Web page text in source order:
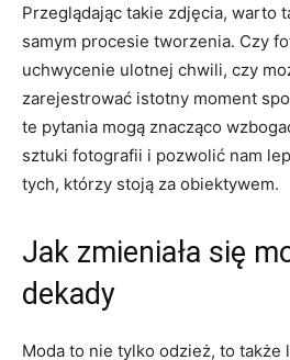
Przeglądając takie zdjęcia, warto
samym procesie tworzenia. Czy
uchwycenie ulotnej chwili, czy
zarejestrować istotny moment
te pytania mogą znacząco
sztuki fotografii i pozwolić nam
tych, którzy‍ stoją‌ za obiektywem.
Jak zmieniała się
dekady
Moda to nie tylko odzież,​ to